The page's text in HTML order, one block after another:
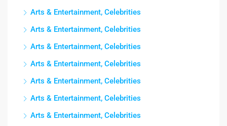
Arts & Entertainment, Celebrities
Arts & Entertainment, Celebrities
Arts & Entertainment, Celebrities
Arts & Entertainment, Celebrities
Arts & Entertainment, Celebrities
Arts & Entertainment, Celebrities
Arts & Entertainment, Celebrities